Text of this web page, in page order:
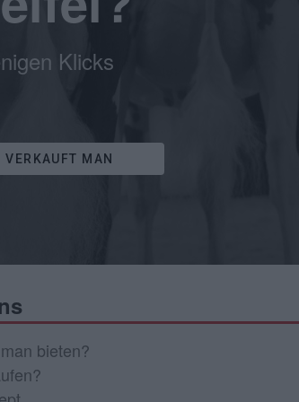
Klicks
VERKAUFT MAN
bieten?